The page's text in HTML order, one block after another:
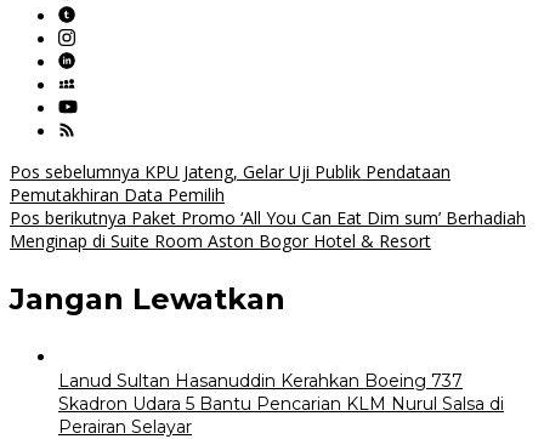
Navigasi
pos
Pos sebelumnya KPU Jateng, Gelar Uji Publik Pendataan
Pemutakhiran Data Pemilih
Pos berikutnya Paket Promo ‘All You Can Eat Dim sum’ Berhadiah
Menginap di Suite Room Aston Bogor Hotel & Resort
Jangan Lewatkan
Lanud Sultan Hasanuddin Kerahkan Boeing 737
Skadron Udara 5 Bantu Pencarian KLM Nurul Salsa di
Perairan Selayar